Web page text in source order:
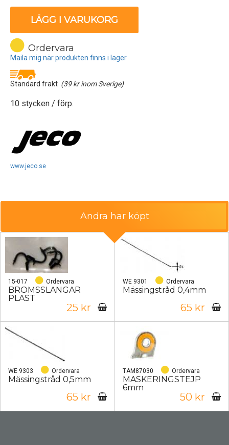
LÄGG I VARUKORG
Ordervara
Maila mig när produkten finns i lager
Standard frakt (39 kr inom Sverige)
10 stycken / förp.
www.jeco.se
Andra har köpt
15-017 Ordervara
BROMSSLANGAR
PLAST
25 kr
WE 9301 Ordervara
Mässingstråd 0,4mm
65 kr
WE 9303 Ordervara
Mässingstråd 0,5mm
65 kr
TAM87030 Ordervara
MASKERINGSTEJP
6mm
50 kr